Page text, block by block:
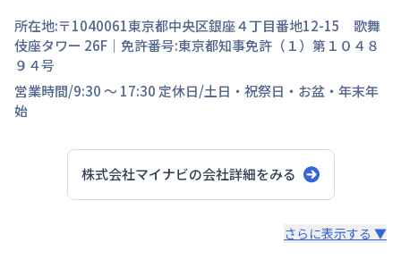
所在地:〒1040061東京都中央区銀座４丁目番地12-15 歌舞
伎座タワー 26F ｜免許番号:東京都知事免許（１）第１０４８
９４号
営業時間/9:30 ～ 17:30 定休日/土日・祝祭日・お盆・年末年
始
株式会社マイナビの会社詳細をみる
さらに表示する ▼